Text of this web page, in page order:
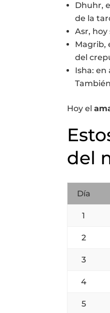
Dhuhr,
de la
Asr, hoy
Magrib,
del
Isha: en
Hoy el
del
Día
1
2
3
4
5